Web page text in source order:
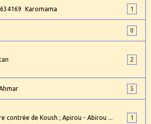
Karomama 1
0
2
5
contrée de Koush ; Apirou - Abirou ... 1